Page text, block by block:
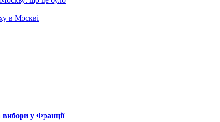
в Москві
вибори у Франції